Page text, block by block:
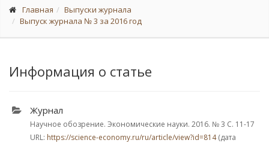
Главная
Выпуски журнала
Выпуск журнала № 3 за 2016 год
Информация о статье
Журнал
Научное обозрение. Экономические науки. 2016. № 3 С. 11-17
URL: https://science-economy.ru/ru/article/view?id=814(дата